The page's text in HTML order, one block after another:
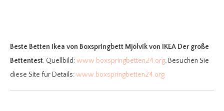
Beste Betten Ikea von Boxspringbett Mjölvik von IKEA Der große
Bettentest. Quellbild:www.boxspringbetten24.org. Besuchen Sie
diese Site für Details:www.boxspringbetten24.org